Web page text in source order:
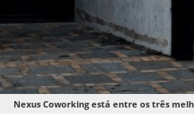
Nexus Coworking está entre os três